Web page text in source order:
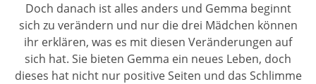
Doch danach ist alles anders und Gemma beginnt
sich zu verändern und nur die drei Mädchen können
ihr erklären, was es mit diesen Veränderungen auf
sich hat. Sie bieten Gemma ein neues Leben, doch
dieses hat nicht nur positive Seiten und das Schlimme